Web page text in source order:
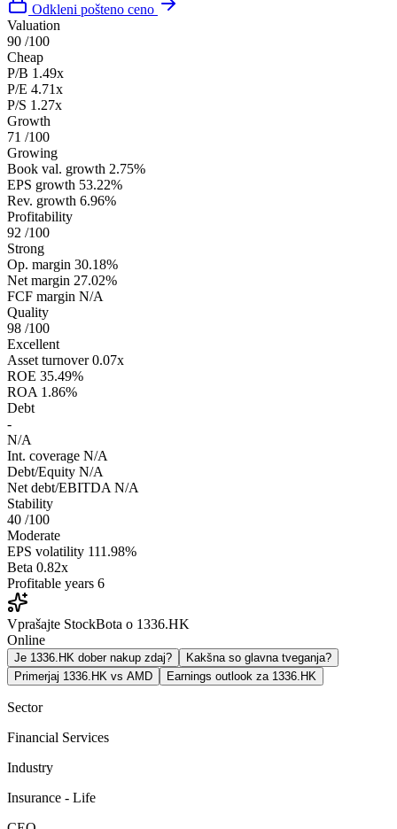
Odkleni pošteno ceno
Valuation
90 /100
Cheap
P/B 1.49x
P/E 4.71x
P/S 1.27x
Growth
71 /100
Growing
Book val. growth 2.75%
EPS growth 53.22%
Rev. growth 6.96%
Profitability
92 /100
Strong
Op. margin 30.18%
Net margin 27.02%
FCF margin N/A
Quality
98 /100
Excellent
Asset turnover 0.07x
ROE 35.49%
ROA 1.86%
Debt
-
N/A
Int. coverage N/A
Debt/Equity N/A
Net debt/EBITDA N/A
Stability
40 /100
Moderate
EPS volatility 111.98%
Beta 0.82x
Profitable years 6
Vprašajte StockBota o 1336.HK
Online
Je 1336.HK dober nakup zdaj?
Kakšna so glavna tveganja?
Primerjaj 1336.HK vs AMD
Earnings outlook za 1336.HK
Sector
Financial Services
Industry
Insurance - Life